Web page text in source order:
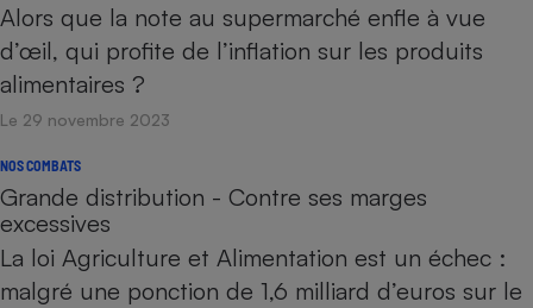
Alors que la note au supermarché enfle à vue
d’œil, qui profite de l’inflation sur les produits
alimentaires ?
Le 29 novembre 2023
NOS COMBATS
Grande distribution - Contre ses marges
excessives
La loi Agriculture et Alimentation est un échec :
malgré une ponction de 1,6 milliard d’euros sur le